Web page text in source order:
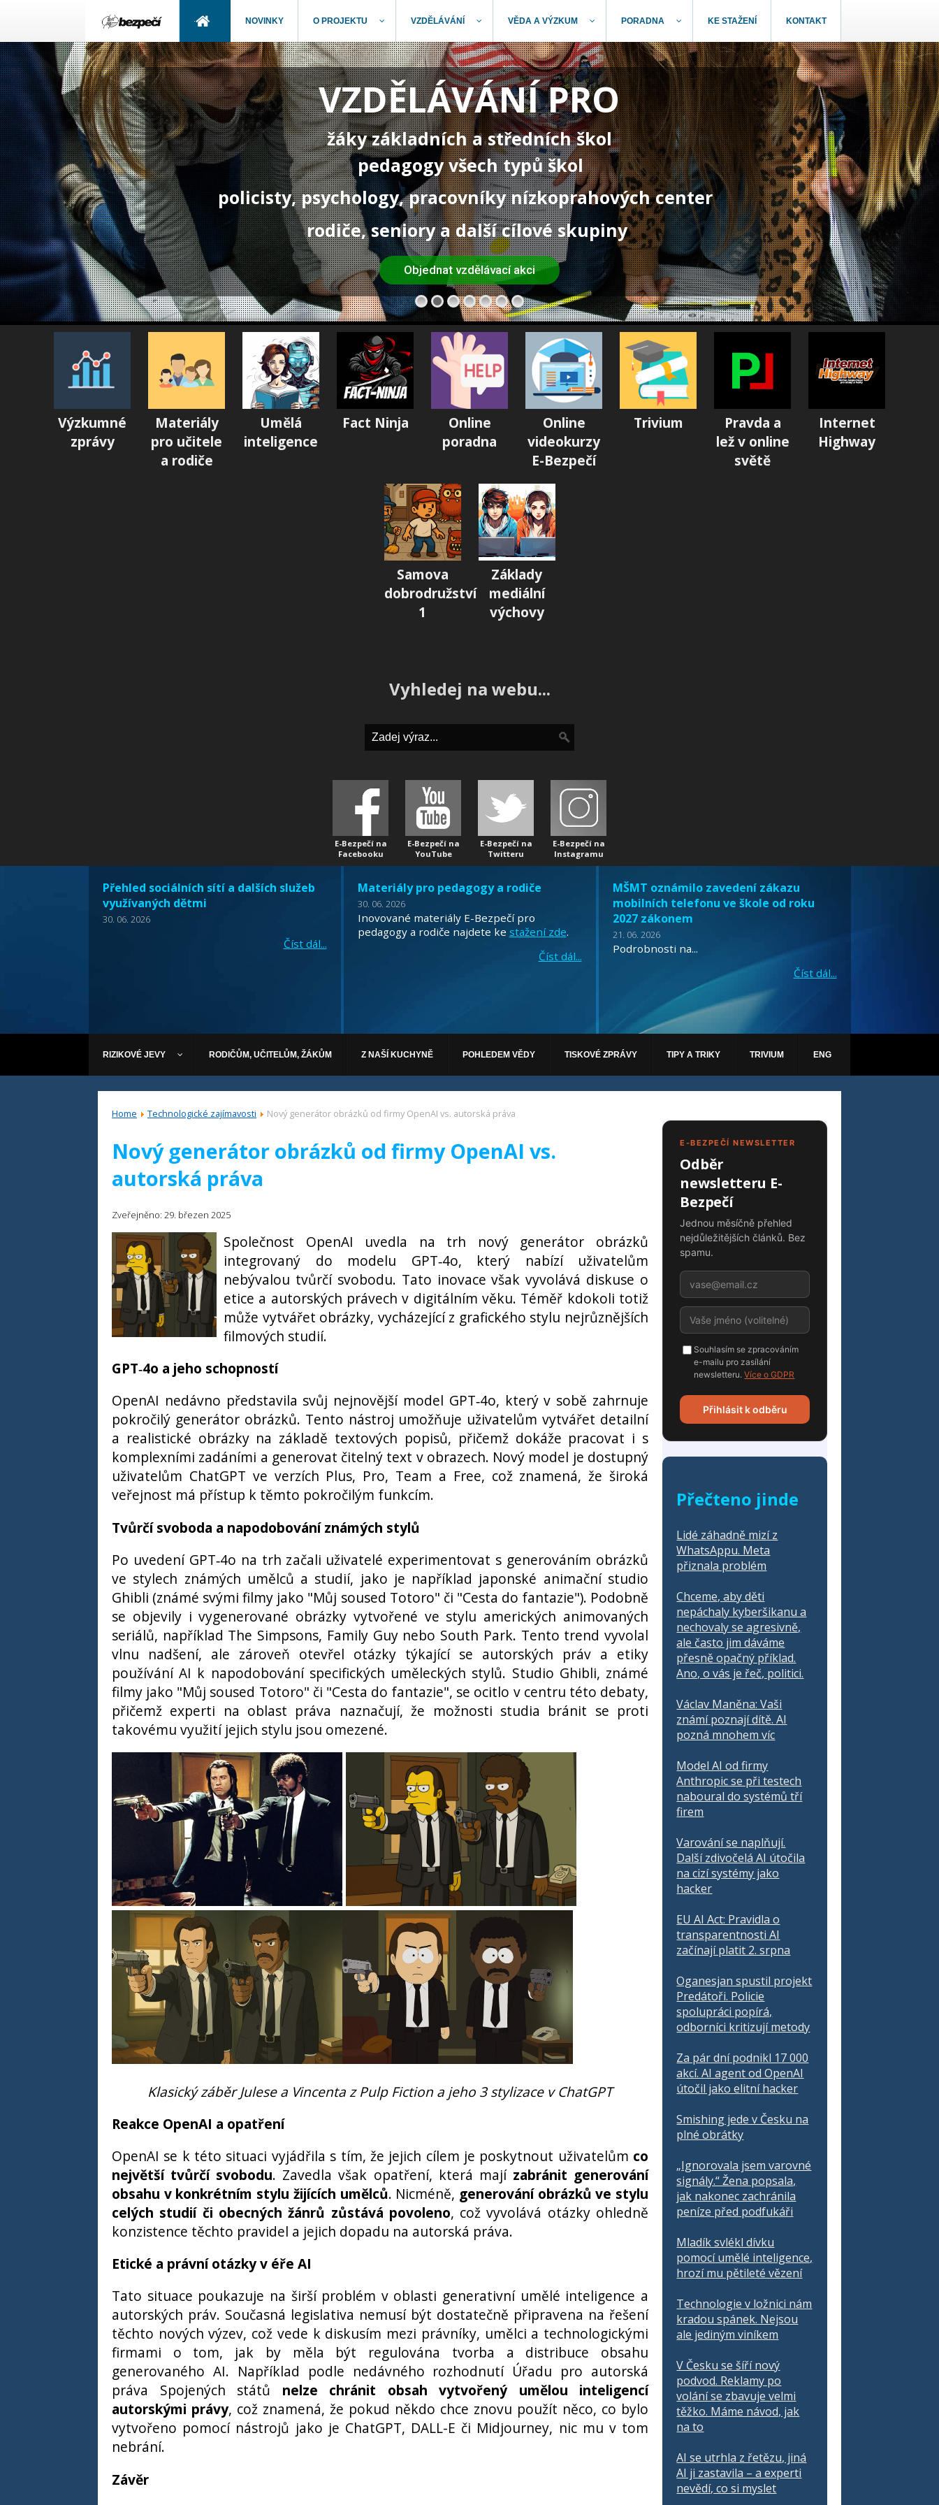
NOVINKY O PROJEKTU VZDĚLÁVÁNÍ VĚDA A VÝZKUM PORADNA KE STAŽENÍ KONTAKT
VZDĚLÁVÁNÍ PRO
žáky základních a středních škol
pedagogy všech typů škol
policisty, psychology, pracovníky nízkoprahových center
rodiče, seniory a další cílové skupiny
Objednat vzdělávací akci
Výzkumné
zprávy
Materiály
pro učitele
a rodiče
Umělá
inteligence
Fact Ninja
Online
poradna
Online
videokurzy
E-Bezpečí
Trivium
Pravda a
lež v online
světě
Internet
Highway
Samova
dobrodružství
1
Základy
mediální
výchovy
Vyhledej na webu...
E-Bezpečí na
Facebooku
E-Bezpečí na
YouTube
E-Bezpečí na
Twitteru
E-Bezpečí na
Instagramu
Přehled sociálních sítí a dalších služeb
využívaných dětmi
30. 06. 2026
Číst dál...
Materiály pro pedagogy a rodiče
30. 06. 2026
Inovované materiály E-Bezpečí pro
pedagogy a rodiče najdete ke stažení zde.
Číst dál...
MŠMT oznámilo zavedení zákazu
mobilních telefonu ve škole od roku
2027 zákonem
21. 06. 2026
Podrobnosti na...
Číst dál...
RIZIKOVÉ JEVY RODIČŮM, UČITELŮM, ŽÁKŮM Z NAŠÍ KUCHYNĚ POHLEDEM VĚDY TISKOVÉ ZPRÁVY TIPY A TRIKY TRIVIUM ENG
Home Technologické zajímavosti Nový generátor obrázků od firmy OpenAI vs. autorská práva
E-BEZPEČÍ NEWSLETTER
Odběr
newsletteru E-
Bezpečí
Jednou měsíčně přehled
nejdůležitějších článků. Bez
spamu.
Souhlasím se zpracováním
e-mailu pro zasílání
newsletteru.Více o GDPR
Přihlásit k odběru
Přečteno jinde
Lidé záhadně mizí z
WhatsAppu. Meta
přiznala problém
Chceme, aby děti
nepáchaly kyberšikanu a
nechovaly se agresivně,
ale často jim dáváme
přesně opačný příklad.
Ano, o vás je řeč, politici.
Václav Maněna: Vaši
známí poznají dítě. AI
pozná mnohem víc
Model AI od firmy
Anthropic se při testech
naboural do systémů tří
firem
Varování se naplňují.
Další zdivočelá AI útočila
na cizí systémy jako
hacker
EU AI Act: Pravidla o
transparentnosti AI
začínají platit 2. srpna
Oganesjan spustil projekt
Predátoři. Policie
spolupráci popírá,
odborníci kritizují metody
Za pár dní podnikl 17 000
akcí. AI agent od OpenAI
útočil jako elitní hacker
Smishing jede v Česku na
plné obrátky
„Ignorovala jsem varovné
signály.“ Žena popsala,
jak nakonec zachránila
peníze před podfukáři
Mladík svlékl dívku
pomocí umělé inteligence,
hrozí mu pětileté vězení
Technologie v ložnici nám
kradou spánek. Nejsou
ale jediným viníkem
V Česku se šíří nový
podvod. Reklamy po
volání se zbavuje velmi
těžko. Máme návod, jak
na to
AI se utrhla z řetězu, jiná
AI ji zastavila – a experti
nevědí, co si myslet
Nový generátor obrázků od firmy OpenAI vs.
autorská práva
Zveřejněno: 29. březen 2025
Společnost OpenAI uvedla na trh nový generátor obrázků
integrovaný do modelu GPT‑4o, který nabízí uživatelům
nebývalou tvůrčí svobodu. Tato inovace však vyvolává diskuse o
etice a autorských právech v digitálním věku. Téměř kdokoli totiž
může vytvářet obrázky, vycházející z grafického stylu nejrůznějších
filmových studií.
GPT‑4o a jeho schopností
OpenAI nedávno představila svůj nejnovější model GPT‑4o, který v sobě zahrnuje
pokročilý generátor obrázků. Tento nástroj umožňuje uživatelům vytvářet detailní
a realistické obrázky na základě textových popisů, přičemž dokáže pracovat i s
komplexními zadáními a generovat čitelný text v obrazech. Nový model je dostupný
uživatelům ChatGPT ve verzích Plus, Pro, Team a Free, což znamená, že široká
veřejnost má přístup k těmto pokročilým funkcím.
Tvůrčí svoboda a napodobování známých stylů
Po uvedení GPT‑4o na trh začali uživatelé experimentovat s generováním obrázků
ve stylech známých umělců a studií, jako je například japonské animační studio
Ghibli (známé svými filmy jako "Můj soused Totoro" či "Cesta do fantazie"). Podobně
se objevily i vygenerované obrázky vytvořené ve stylu amerických animovaných
seriálů, například The Simpsons, Family Guy nebo South Park. Tento trend vyvolal
vlnu nadšení, ale zároveň otevřel otázky týkající se autorských práv a etiky
používání AI k napodobování specifických uměleckých stylů. Studio Ghibli, známé
filmy jako "Můj soused Totoro" či "Cesta do fantazie", se ocitlo v centru této debaty,
přičemž experti na oblast práva naznačují, že možnosti studia bránit se proti
takovému využití jejich stylu jsou omezené.
Klasický záběr Julese a Vincenta z Pulp Fiction a jeho 3 stylizace v ChatGPT
Reakce OpenAI a opatření
OpenAI se k této situaci vyjádřila s tím, že jejich cílem je poskytnout uživatelům co
největší tvůrčí svobodu. Zavedla však opatření, která mají zabránit generování
obsahu v konkrétním stylu žijících umělců. Nicméně, generování obrázků ve stylu
celých studií či obecných žánrů zůstává povoleno, což vyvolává otázky ohledně
konzistence těchto pravidel a jejich dopadu na autorská práva.
Etické a právní otázky v éře AI
Tato situace poukazuje na širší problém v oblasti generativní umělé inteligence a
autorských práv. Současná legislativa nemusí být dostatečně připravena na řešení
těchto nových výzev, což vede k diskusím mezi právníky, umělci a technologickými
firmami o tom, jak by měla být regulována tvorba a distribuce obsahu
generovaného AI. Například podle nedávného rozhodnutí Úřadu pro autorská
práva Spojených států nelze chránit obsah vytvořený umělou inteligencí
autorskými právy, což znamená, že pokud někdo chce znovu použít něco, co bylo
vytvořeno pomocí nástrojů jako je ChatGPT, DALL-E či Midjourney, nic mu v tom
nebrání.
Závěr